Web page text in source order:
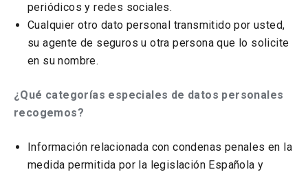
periódicos y redes sociales.
Cualquier otro dato personal transmitido por usted,
su agente de seguros u otra persona que lo solicite
en su nombre.
¿Qué categorías especiales de datos personales
recogemos?
Información relacionada con condenas penales en la
medida permitida por la legislación Española y